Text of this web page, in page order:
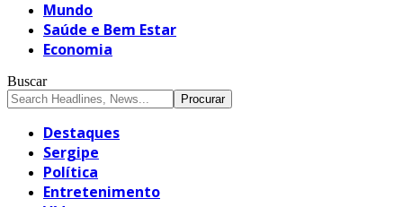
Mundo
Saúde e Bem Estar
Economia
Buscar
Destaques
Sergipe
Política
Entretenimento